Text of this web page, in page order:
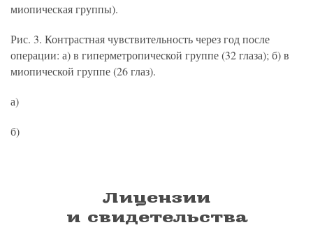
миопическая группы).
Рис. 3. Контрастная чувствительность через год после
операции: а) в гиперметропической группе (32 глаза); б) в
миопической группе (26 глаз).
а)
б)
Лицензии
и свидетельства